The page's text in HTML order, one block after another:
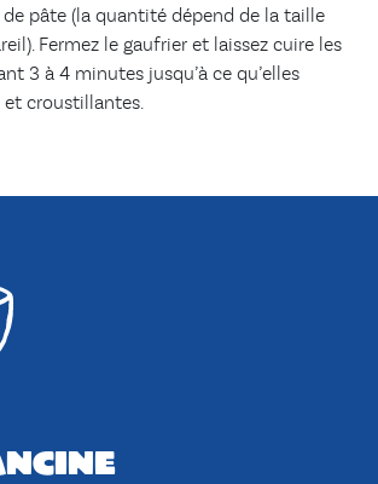
pâte (la quantité dépend de la taille
Fermez le gaufrier et laissez cuire les
3 à 4 minutes jusqu’à ce qu’elles
et croustillantes.